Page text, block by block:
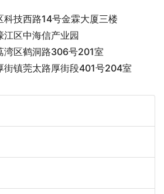
科技西路14号金霖大厦三楼
江区中海信产业园
湾区鹤洞路306号201室
街镇莞太路厚街段401号204室